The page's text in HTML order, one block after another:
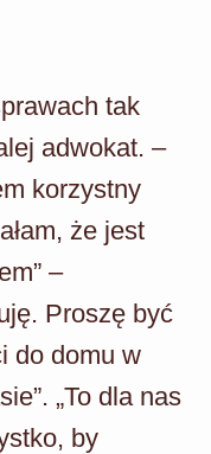
tak
adwokat. –
korzystny
że jest
–
Proszę być
do domu w
„To dla nas
by